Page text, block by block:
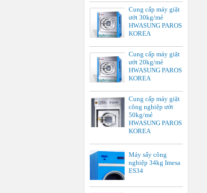
Cung cấp máy giặt
ướt 30kg/mẻ
HWASUNG PAROS
KOREA
Cung cấp máy giặt
ướt 20kg/mẻ
HWASUNG PAROS
KOREA
Cung cấp máy giặt
công nghiệp ướt
50kg/mẻ
HWASUNG PAROS
KOREA
Máy sấy công
nghiệp 34kg Imesa
ES34